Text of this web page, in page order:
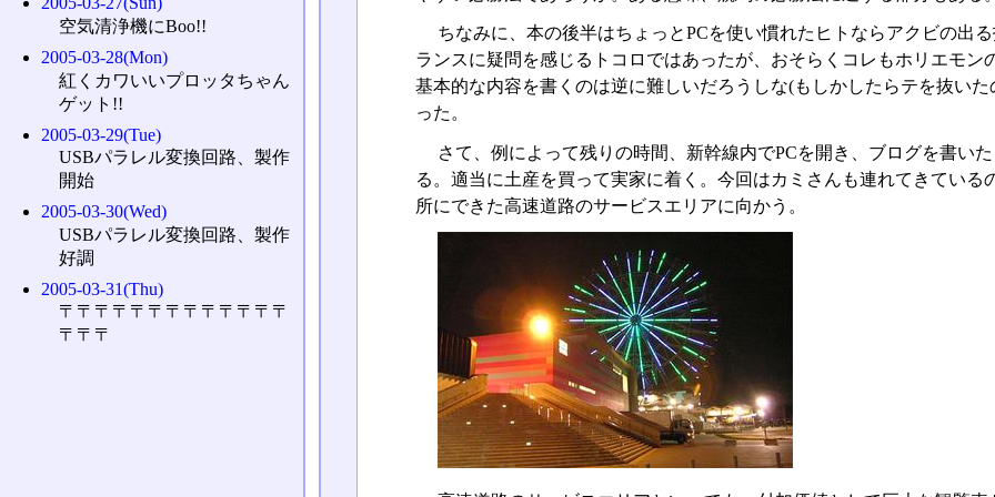
ちなみに、本の後半はちょっとPCを使い慣れたヒトならアクビの出
ランスに疑問を感じるトコロではあったが、おそらくコレもホリエモ
基本的な内容を書くのは逆に難しいだろうしな(もしかしたらテを抜い
った。
さて、例によって残りの時間、新幹線内でPCを開き、ブログを書い
る。適当に土産を買って実家に着く。今回はカミさんも連れてきてい
所にできた高速道路のサービスエリアに向かう。
空気清浄機にBoo!!
2005-03-28(Mon)
紅くカワいいプロッタちゃん
ゲット!!
2005-03-29(Tue)
USBパラレル変換回路、製作
開始
2005-03-30(Wed)
USBパラレル変換回路、製作
好調
2005-03-31(Thu)
〒〒〒〒〒〒〒〒〒〒〒〒〒
〒〒〒